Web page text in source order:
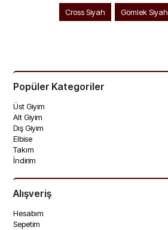
Cross Siyah Gömlek Siyah
Popüler Kategoriler
Üst Giyim
Alt Giyim
Dış Giyim
Elbise
Takım
İndirim
Alışveriş
Hesabım
Sepetim